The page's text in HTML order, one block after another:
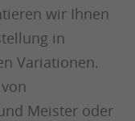
wir Ihnen
in
Variationen.
Meister oder